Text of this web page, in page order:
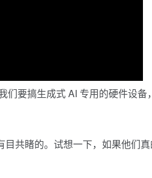
们要搞生成式 AI 专用的硬件设备
共睹的。试想一下，如果他们